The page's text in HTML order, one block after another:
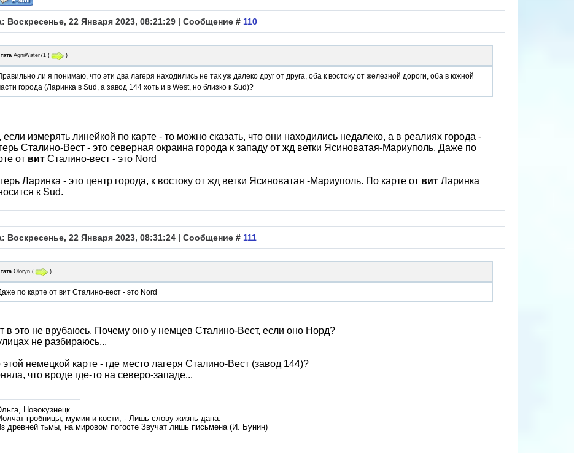
Воскресенье, 22 Января 2023, 08:21:29 | Сообщение # 110
AgniWater71 ( )
ли я понимаю, что эти два лагеря находились не так уж далеко друг от друга, оба к востоку от железной дороги, оба в южной
города (Ларинка в Sud, а завод 144 хоть и в West, но близко к Sud)?
если измерять линейкой по карте - то можно сказать, что они находились недалеко, а в реалиях города -
Сталино-Вест - это северная окраина города к западу от жд ветки Ясиноватая-Мариуполь. Даже по
от вит Cталино-вест - это Nord
Ларинка - это центр города, к востоку от жд ветки Ясиноватая -Мариуполь. По карте от вит Ларинка
к Sud.
Воскресенье, 22 Января 2023, 08:31:24 | Сообщение # 111
Oloryn ( )
по карте от вит Cталино-вест - это Nord
в это не врубаюсь. Почему оно у немцев Сталино-Вест, если оно Норд?
не разбираюсь...
этой немецкой карте - где место лагеря Сталино-Вест (завод 144)?
что вроде где-то на северо-западе...
Новокузнецк
гробницы, мумии и кости, - Лишь слову жизнь дана:
древней тьмы, на мировом погосте Звучат лишь письмена (И. Бунин)